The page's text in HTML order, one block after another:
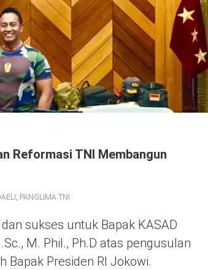
Reformasi TNI Membangun
, PANGLIMA TNI
sukses untuk Bapak KASAD
M. Phil., Ph.D atas pengusulan
Bapak Presiden RI Jokowi.